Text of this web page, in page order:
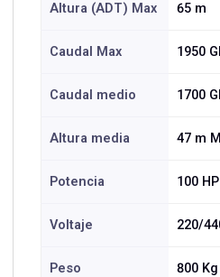
Altura (ADT) Max 65 m
Caudal Max 1950
Caudal medio 1700
Altura media 47 m
Potencia 100 HP
Voltaje 220/
Peso 800 Kg